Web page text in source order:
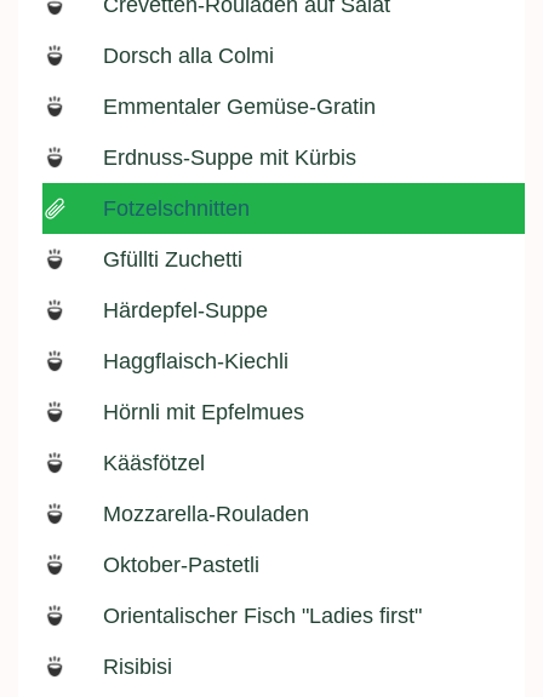
Dorsch alla Colmi
Emmentaler Gemüse-Gratin
Erdnuss-Suppe mit Kürbis
Fotzelschnitten
Gfüllti Zuchetti
Härdepfel-Suppe
Haggflaisch-Kiechli
Hörnli mit Epfelmues
Kääsfötzel
Mozzarella-Rouladen
Oktober-Pastetli
Orientalischer Fisch "Ladies first"
Risibisi